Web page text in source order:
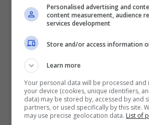
dalla litoranea al Molo
auto-divisione del territorio
incorra in episodi di rissa
scorso anno); per controllare
selvaggia che ostacoli le vie di
di soccorso.
Personalised advertising and
content measurement, audience
services development
Store and/or access information
Learn more
Your personal data will be processed
your device (cookies, unique identifiers,
data) may be stored by, accessed by and
partners, or used specifically by this site.
may use precise geolocation data. List of